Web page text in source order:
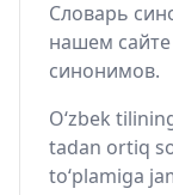
Словарь
нашем
синонимов.
O‘zbek
tadan ortiq
to‘plamiga